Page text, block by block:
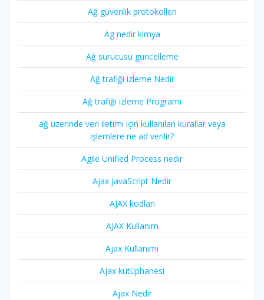
Ağ güvenlik protokolleri
Ag nedir kimya
Ağ sürücüsü güncelleme
Ağ trafiği izleme Nedir
Ağ trafiği izleme Programı
ağ üzerinde veri iletimi için kullanılan kurallar veya
işlemlere ne ad verilir?
Agile Unified Process nedir
Ajax JavaScript Nedir
AJAX kodları
AJAX Kullanım
Ajax Kullanımı
Ajax kütüphanesi
Ajax Nedir